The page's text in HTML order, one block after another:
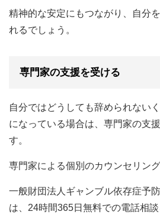
精神的な安定にもつながり、自分
れるでしょう。
専門家の支援を受ける
自分ではどうしても辞められない
になっている場合は、専門家の支
す。
専門家による個別のカウンセリン
一般財団法人ギャンブル依存症予
は、24時間365日無料での電話相談